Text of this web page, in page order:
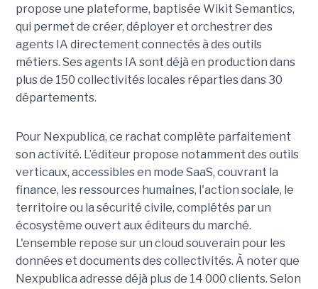
propose une plateforme, baptisée Wikit Semantics,
qui permet de créer, déployer et orchestrer des
agents IA directement connectés à des outils
métiers. Ses agents IA sont déjà en production dans
plus de 150 collectivités locales réparties dans 30
départements.
Pour Nexpublica, ce rachat complète parfaitement
son activité. L’éditeur propose notamment des outils
verticaux, accessibles en mode SaaS, couvrant la
finance, les ressources humaines, l'action sociale, le
territoire ou la sécurité civile, complétés par un
écosystème ouvert aux éditeurs du marché.
L'ensemble repose sur un cloud souverain pour les
données et documents des collectivités. À noter que
Nexpublica adresse déjà plus de 14 000 clients. Selon